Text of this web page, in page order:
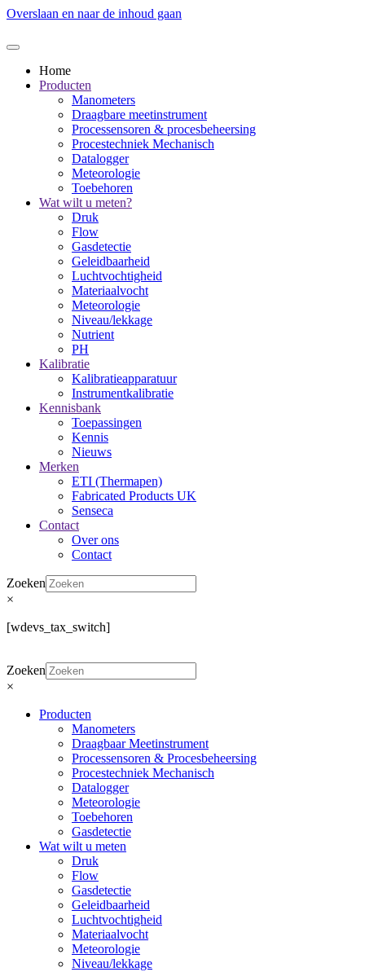
Overslaan en naar de inhoud gaan
Home
Producten
Manometers
Draagbare meetinstrument
Processensoren & procesbeheersing
Procestechniek Mechanisch
Datalogger
Meteorologie
Toebehoren
Wat wilt u meten?
Druk
Flow
Gasdetectie
Geleidbaarheid
Luchtvochtigheid
Materiaalvocht
Meteorologie
Niveau/lekkage
Nutrient
PH
Kalibratie
Kalibratieapparatuur
Instrumentkalibratie
Kennisbank
Toepassingen
Kennis
Nieuws
Merken
ETI (Thermapen)
Fabricated Products UK
Senseca
Contact
Over ons
Contact
Zoeken
×
[wdevs_tax_switch]
Zoeken
×
Producten
Manometers
Draagbaar Meetinstrument
Processensoren & Procesbeheersing
Procestechniek Mechanisch
Datalogger
Meteorologie
Toebehoren
Gasdetectie
Wat wilt u meten
Druk
Flow
Gasdetectie
Geleidbaarheid
Luchtvochtigheid
Materiaalvocht
Meteorologie
Niveau/lekkage